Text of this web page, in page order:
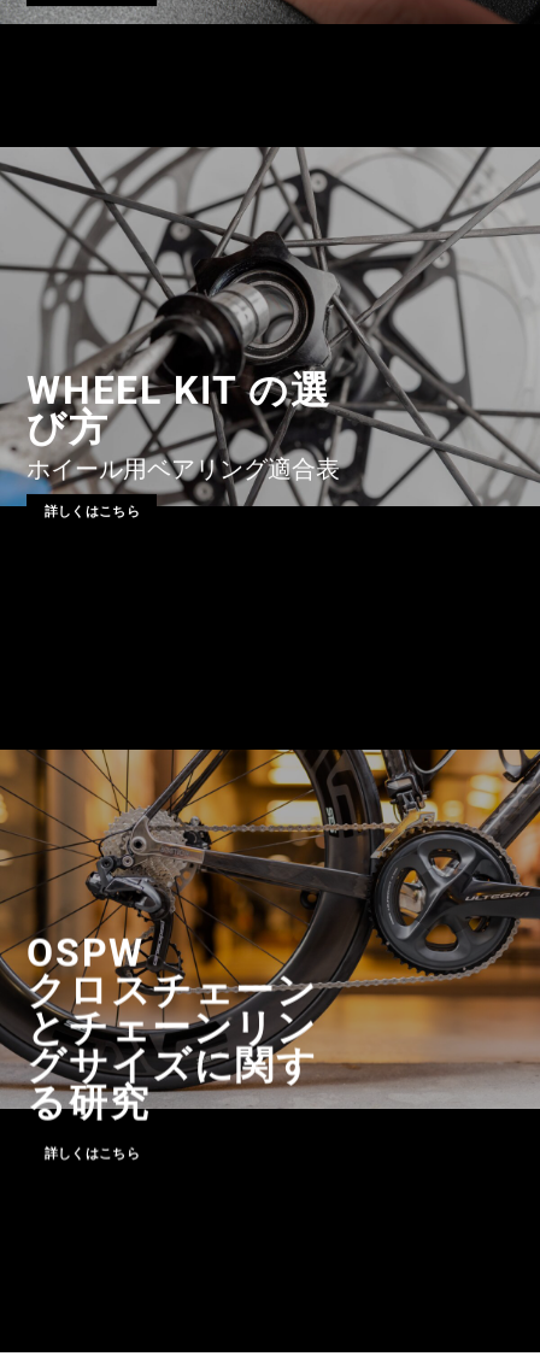
WHEEL KIT の選
び方
ホイール用ベアリング適合表
詳しくはこちら
OSPW
クロスチェーン
とチェーンリン
グサイズに関す
る研究
詳しくはこちら